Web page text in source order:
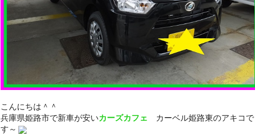
こんにちは＾＾
兵庫県姫路市で新車が安いカーズカフェ
カーベル姫路東のアキコで
す～